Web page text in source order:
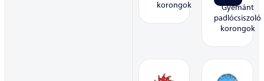
korongok
Gyémánt
padlócsiszoló
korongok